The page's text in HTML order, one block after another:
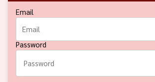
Email
Password